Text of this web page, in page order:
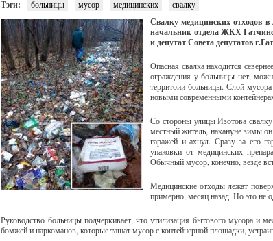
Тэги: больницы мусор медицинских свалку
Свалку медицинских отходов
начальник отдела ЖКХ
и депутат Совета депутатов
Опасная свалка находится
ограждения у больницы нет,
территоии больницы. Слой
новыми современными
Со стороны улицы Изотова
местный житель, накануне зимы
гаражей и ахнул. Сразу за его
упаковки от медицинских
Обычный мусор, конечно, везде
Медицинские отходы лежат
примерно, месяц назад. Но это не
Руководство больницы подчеркивает, что утилизация бытового мусора и
бомжей и наркоманов, которые тащат мусор с контейнерной площадки,